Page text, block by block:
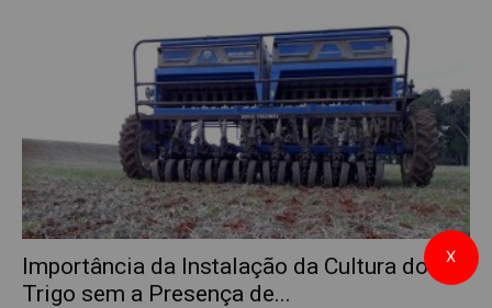
Importância da Instalação da Cultura do
Trigo sem a Presença de...
X